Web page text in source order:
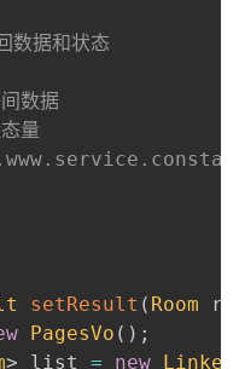
据和状态
数据
量
setResult ( Room
PagesVo ( ) ;
> list = new